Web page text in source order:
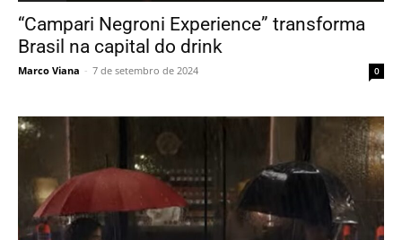
“Campari Negroni Experience” transforma
Brasil na capital do drink
Marco Viana - 7 de setembro de 2024 0